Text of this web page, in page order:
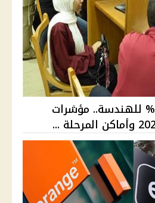
92.8% للطب و87.9% للهندسة.. مؤشرات